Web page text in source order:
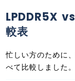
LPDDR5X
較表
忙しい方のために
べて比較しました。